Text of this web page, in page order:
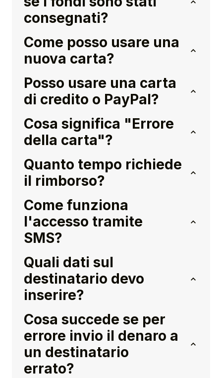
consegnati?
Come posso usare una
nuova carta?
Posso usare una carta
di credito o PayPal?
Cosa significa "Errore
della carta"?
Quanto tempo richiede
il rimborso?
Come funziona
l'accesso tramite
SMS?
Quali dati sul
destinatario devo
inserire?
Cosa succede se per
errore invio il denaro a
un destinatario
errato?